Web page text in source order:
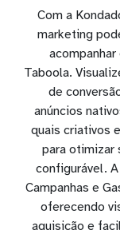
Com a
marketing
Taboola.
de
anúncios
quais criativos
para otimizar
configurável.
Campanhas e
oferecendo
aquisição e